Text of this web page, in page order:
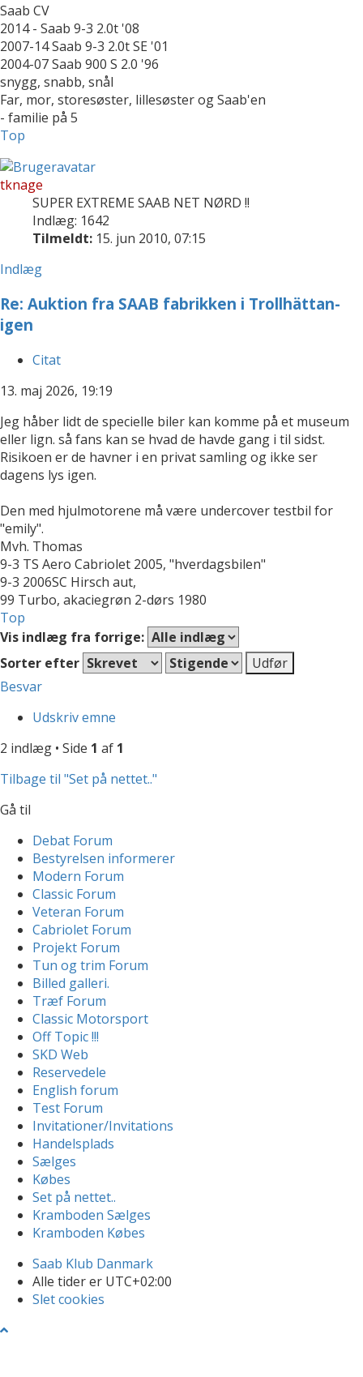
Saab CV
2014 - Saab 9-3 2.0t '08
2007-14 Saab 9-3 2.0t SE '01
2004-07 Saab 900 S 2.0 '96
snygg, snabb, snål
Far, mor, storesøster, lillesøster og Saab'en
- familie på 5
Top
tknage
SUPER EXTREME SAAB NET NØRD !!
Indlæg: 1642
Tilmeldt: 15. jun 2010, 07:15
Indlæg
Re: Auktion fra SAAB fabrikken i Trollhättan-
igen
Citat
13. maj 2026, 19:19
Jeg håber lidt de specielle biler kan komme på et museum
eller lign. så fans kan se hvad de havde gang i til sidst.
Risikoen er de havner i en privat samling og ikke ser
dagens lys igen.
Den med hjulmotorene må være undercover testbil for
"emily".
Mvh. Thomas
9-3 TS Aero Cabriolet 2005, "hverdagsbilen"
9-3 2006SC Hirsch aut,
99 Turbo, akaciegrøn 2-dørs 1980
Top
Vis indlæg fra forrige:
Sorter efter
Besvar
Udskriv emne
2 indlæg • Side 1 af 1
Tilbage til "Set på nettet.."
Gå til
Debat Forum
Bestyrelsen informerer
Modern Forum
Classic Forum
Veteran Forum
Cabriolet Forum
Projekt Forum
Tun og trim Forum
Billed galleri.
Træf Forum
Classic Motorsport
Off Topic !!!
SKD Web
Reservedele
English forum
Test Forum
Invitationer/Invitations
Handelsplads
Sælges
Købes
Set på nettet..
Kramboden Sælges
Kramboden Købes
Saab Klub Danmark
Alle tider er UTC+02:00
Slet cookies